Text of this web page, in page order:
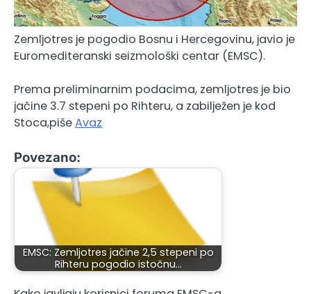
Zemljotres je pogodio Bosnu i Hercegovinu, javio je
Euromediteranski seizmološki centar (EMSC).
Prema preliminarnim podacima, zemljotres je bio
jačine 3.7 stepeni po Rihteru, a zabilježen je kod
Stoca,pišeAvaz
Povezano:
EMSC: Zemljotres jačine 2,5 stepeni po
Rihteru pogodio istočnu…